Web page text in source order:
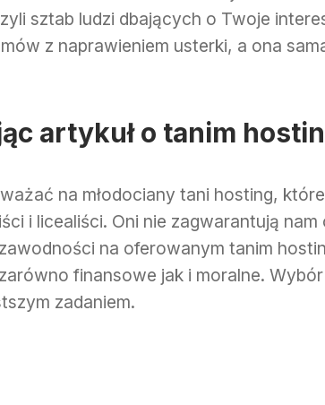
sztab ludzi dbających o Twoje
z naprawieniem usterki, a ona
artykuł o tanim
na młodociany tani hosting,
i licealiści. Oni nie zagwarantują
na oferowanym tanim
finansowe jak i moralne.
zadaniem.